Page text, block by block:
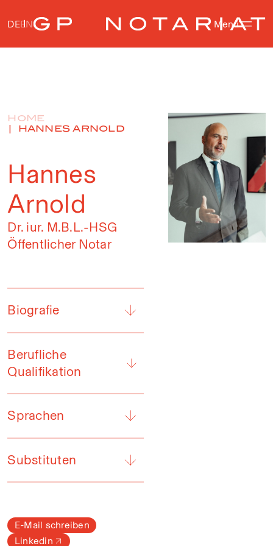
Menü
DEEN
HOME
HANNES ARNOLD
Hannes
Arnold
Dr. iur. M.B.L.-HSG
Öffentlicher Notar
Biografie
Berufliche
Qualifikation
Sprachen
Substituten
E-Mail schreiben
Linkedin